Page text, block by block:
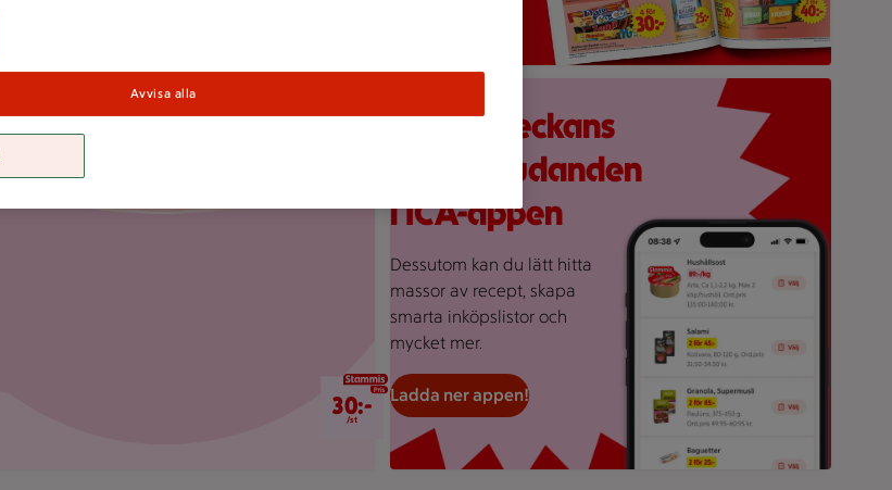
30 kr/st
30:-
/st
Röd bakgrund med stor rosa splash, en mobilskärmvy som
Scrolla veckans
alla erbjudanden
i ICA-appen
Dessutom kan du lätt hitta
massor av recept, skapa
smarta inköpslistor och
mycket mer.
Ladda ner appen!
Avvisa alla